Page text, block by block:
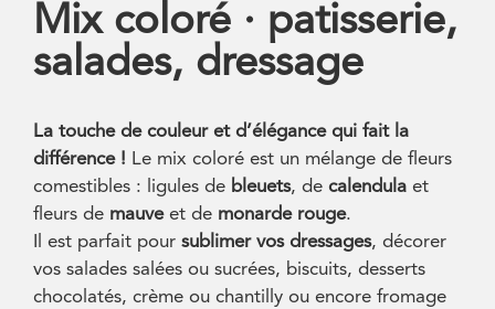
Mix coloré · patisserie,
salades, dressage
La touche de couleur et d’élégance qui fait la
différence ! Le mix coloré est un mélange de fleurs
comestibles : ligules de bleuets, de calendula et
fleurs de mauveet de monarde rouge.
Il est parfait pour sublimer vos dressages, décorer
vos salades salées ou sucrées, biscuits, desserts
chocolatés, crème ou chantilly ou encore fromage